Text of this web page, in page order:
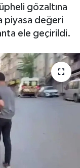
gözaltına
piyasa değeri
ele geçirildi.